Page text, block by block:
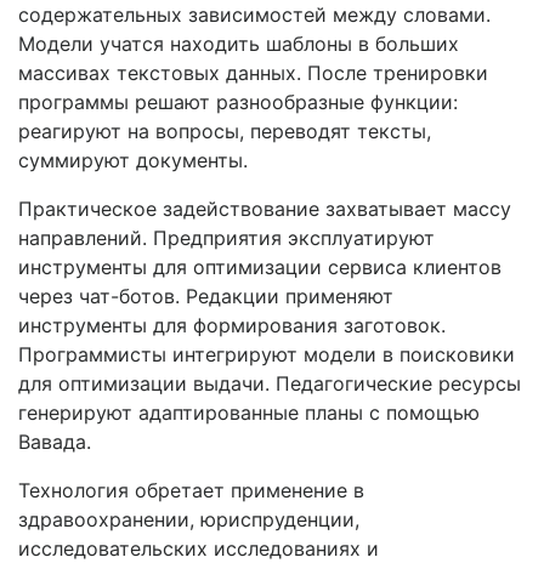
содержательных зависимостей между словами.
Модели учатся находить шаблоны в больших
массивах текстовых данных. После тренировки
программы решают разнообразные функции:
реагируют на вопросы, переводят тексты,
суммируют документы.
Практическое задействование захватывает массу
направлений. Предприятия эксплуатируют
инструменты для оптимизации сервиса клиентов
через чат-ботов. Редакции применяют
инструменты для формирования заготовок.
Программисты интегрируют модели в поисковики
для оптимизации выдачи. Педагогические ресурсы
генерируют адаптированные планы с помощью
Вавада.
Технология обретает применение в
здравоохранении, юриспруденции,
исследовательских исследованиях и